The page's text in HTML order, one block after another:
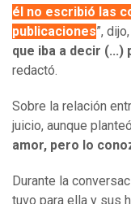
él no escribió las
publicaciones”,
que iba a decir (...)
redactó.
Sobre la relación
juicio, aunque planteó
amor, pero lo
Durante la
tuvo para ella y sus